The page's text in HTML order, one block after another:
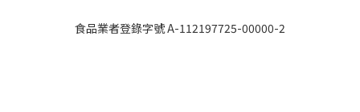
食品業者登錄字號 A-112197725-00000-2